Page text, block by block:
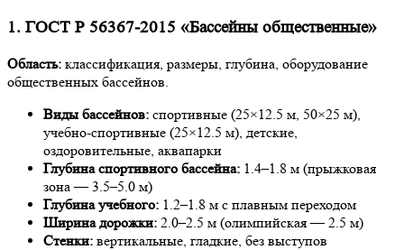
1. ГОСТ Р 56367-2015 «Бассейны общественные»
Область: классификация, размеры, глубина, оборудование
общественных бассейнов.
Виды бассейнов: спортивные (25×12.5 м, 50×25 м),
учебно-спортивные (25×12.5 м), детские,
оздоровительные, аквапарки
Глубина спортивного бассейна: 1.4–1.8 м (прыжковая
зона — 3.5–5.0 м)
Глубина учебного: 1.2–1.8 м с плавным переходом
Ширина дорожки: 2.0–2.5 м (олимпийская — 2.5 м)
Стенки: вертикальные, гладкие, без выступов